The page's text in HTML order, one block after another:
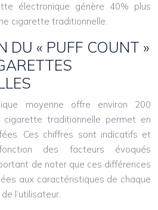
électronique génère 40% plus
cigarette traditionnelle.
DU « PUFF COUNT »
moyenne offre environ 200
cigarette traditionnelle permet en
Ces chiffres sont indicatifs et
des facteurs évoqués
de noter que ces différences
aux caractéristiques de chaque
l’utilisateur.